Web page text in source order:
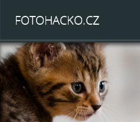
FOTOHACKO.CZ
KATEGORIE
Psi
Agility
Canicross